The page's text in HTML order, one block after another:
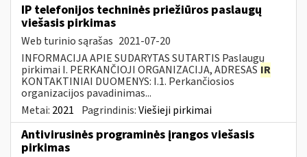
IP telefonijos techninės priežiūros paslaugų
viešasis pirkimas
Web turinio sąrašas 2021-07-20
INFORMACIJA APIE SUDARYTAS SUTARTIS Paslaugų
pirkimai I. PERKANČIOJI ORGANIZACIJA, ADRESAS IR
KONTAKTINIAI DUOMENYS: I.1. Perkančiosios
organizacijos pavadinimas...
Metai: 2021 Pagrindinis:Viešieji pirkimai
Antivirusinės programinės įrangos viešasis
pirkimas